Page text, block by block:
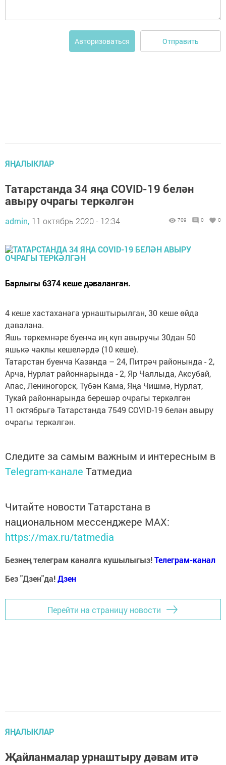
Авторизоваться Отправить
ЯҢАЛЫКЛАР
Татарстанда 34 яңа COVID-19 белән
авыру очрагы теркәлгән
admin, 11 октябрь 2020 - 12:34 709 0 0
Барлыгы 6374 кеше дәваланган.
4 кеше хастаханәгә урнаштырылган, 30 кеше өйдә
дәвалана.
Яшь төркемнәре буенча иң күп авыручы 30дан 50
яшькә чаклы кешеләрдә (10 кеше).
Татарстан буенча Казанда – 24, Питрәч районында - 2,
Арча, Нурлат районнарында - 2, Яр Чаллыда, Аксубай,
Апас, Лениногорск, Түбән Кама, Яңа Чишмә, Нурлат,
Тукай районнарында берешәр очрагы теркәлгән
11 октябрьгә Татарстанда 7549 COVID-19 белән авыру
очрагы теркәлгән.
Следите за самым важным и интересным в
Telegram-канале Татмедиа
Читайте новости Татарстана в
национальном мессенджере MАХ:
https://max.ru/tatmedia
Безнең телеграм каналга кушылыгыз!Телеграм-канал
Без "Дзен"да!Дзен
Перейти на страницу новости
ЯҢАЛЫКЛАР
Җайланмалар урнаштыру дәвам итә